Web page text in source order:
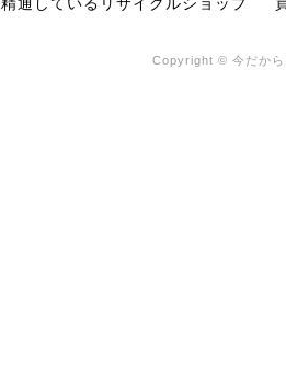
Copyright © 今だか